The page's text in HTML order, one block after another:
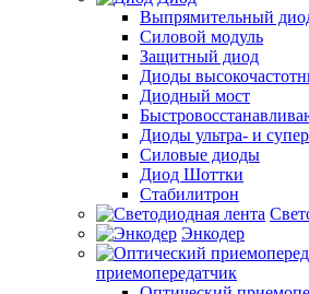
Выпрямительный
Силовой модуль
Защитный диод
Диоды
Диодный мост
Диоды ультра- и
Силовые диоды
Диод Шоттки
Стабилитрон
Энкодер
приемопередатчик